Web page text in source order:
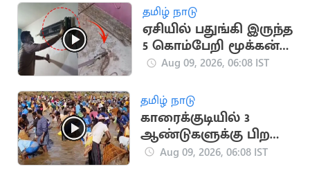
தமிழ் நாடு
ஏசியில் பதுங்கி இருந்த
5 கொம்பேறி மூக்கன்
பாம்புகள்
Aug 09, 2026, 06:08 IST
தமிழ் நாடு
காரைக்குடியில் 3
ஆண்டுகளுக்கு பிறகு
நடைபெற்ற பாரம்பரிய
Aug 09, 2026, 06:08 IST